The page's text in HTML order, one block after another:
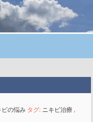
ビの悩み タグ: ニキビ治療 ,